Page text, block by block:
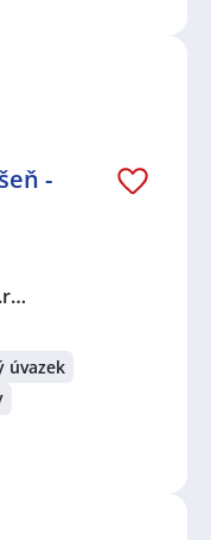
-
úvazek